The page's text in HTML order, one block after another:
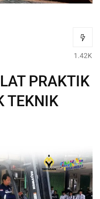
1.42K
PRAKTIK
TEKNIK